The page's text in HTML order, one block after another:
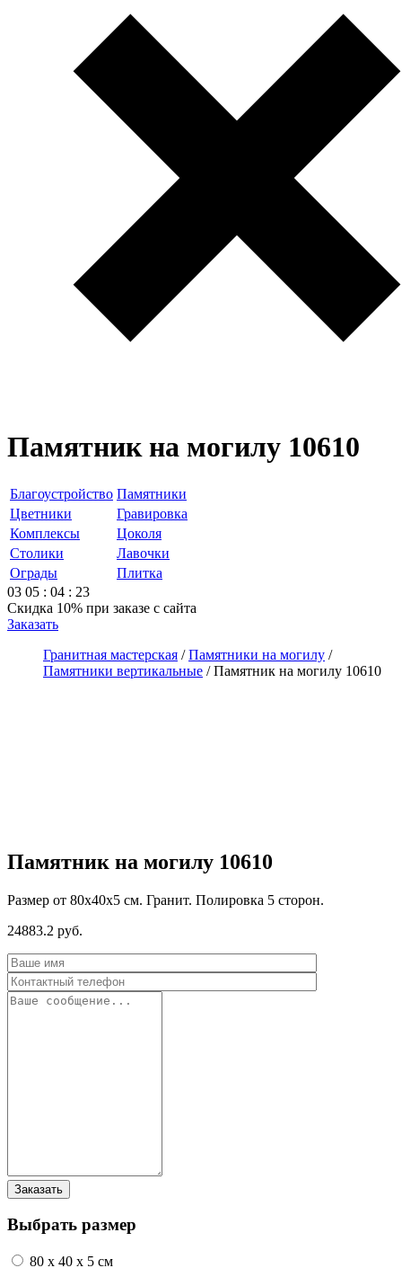
Памятник на могилу 10610
Благоустройство Памятники
Цветники
Гравировка
Комплексы
Цоколя
Столики
Лавочки
Ограды
Плитка
03 05 : 04 : 23
Скидка 10% при заказе с сайта
Заказать
Гранитная мастерская /Памятники на могилу /
Памятники вертикальные /Памятник на могилу 10610
Памятник на могилу 10610
Размер от 80х40х5 см. Гранит. Полировка 5 сторон.
24883.2 руб.
Выбрать размер
80 x 40 x 5 см